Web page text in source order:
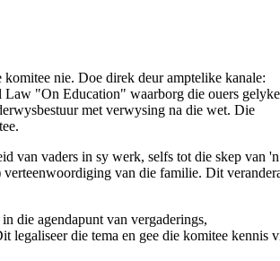
komitee nie. Doe direk deur amptelike kanale:
Law "On Education" waarborg die ouers gelyke
met verwysing na die wet. Die
van vaders in sy werk, selfs tot die skep van 'n
verteenwoordiging van die familie. Dit
in die agendapunt van vergaderings,
die tema en gee die komitee kennis